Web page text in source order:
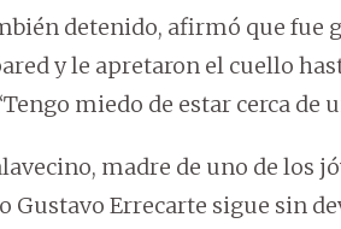
detenido, afirmó que fue
y le apretaron el cuello
miedo de estar cerca de
madre de uno de los
Gustavo Errecarte sigue sin